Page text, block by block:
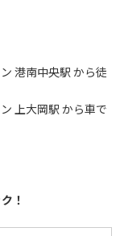
港南中央駅 から徒
上大岡駅 から車で
！